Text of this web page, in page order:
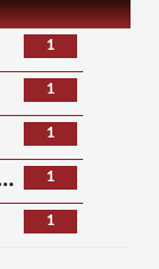
1
1
1
1
1